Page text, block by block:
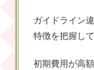
ガイドライン
特徴を把握し
初期費用が高